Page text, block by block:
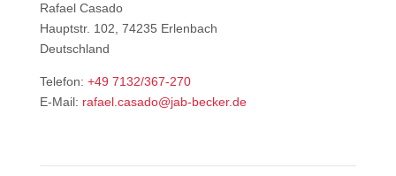
Rafael Casado
Hauptstr. 102, 74235 Erlenbach
Deutschland
Telefon: +49 7132/367-270
E-Mail: rafael.casado@jab-becker.de